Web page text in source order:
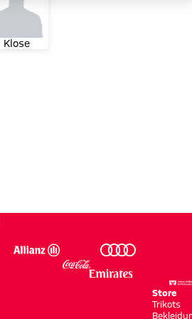
Klose
Store
Trikots